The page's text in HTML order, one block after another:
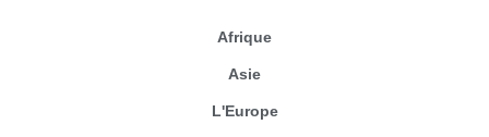
Afrique
Asie
L'Europe